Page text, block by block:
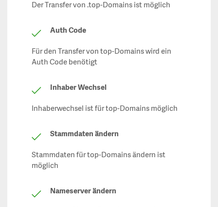
Der Transfer von .top-Domains ist möglich
Auth Code
Für den Transfer von top-Domains wird ein
Auth Code benötigt
Inhaber Wechsel
Inhaberwechsel ist für top-Domains möglich
Stammdaten ändern
Stammdaten für top-Domains ändern ist
möglich
Nameserver ändern